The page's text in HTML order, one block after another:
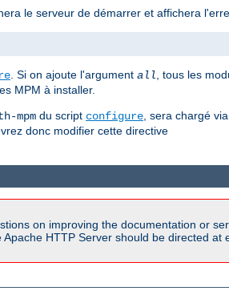
le serveur de démarrer et affichera
. Si on ajoute l'argument all , tous les
MPM à installer.
mpm du script configure , sera chargé
donc modifier cette directive
on improving the documentation or
HTTP Server should be directed